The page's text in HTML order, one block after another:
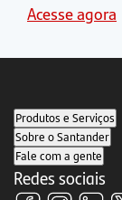
Acesse agora
Produtos e Serviços
Sobre o Santander
Fale com a gente
Redes sociais